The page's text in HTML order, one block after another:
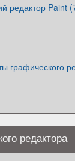
редактор Paint
графического
редактора